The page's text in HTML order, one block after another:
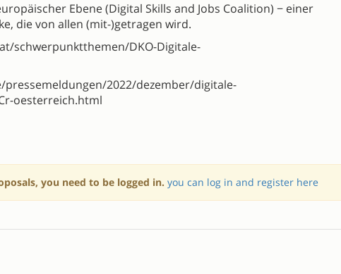
Ebene (Digital Skills and Jobs Coalition) − einer
die von allen (mit-)getragen wird.
schwerpunktthemen/DKO-Digitale-
2022/dezember/digitale-
oesterreich.html
you need to be logged in. you can log in and register here